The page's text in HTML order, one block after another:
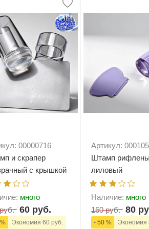
стерилизаторы
инструмента
Пилки
Бафы
Пилки
Пилки
Пилки
Пилки
Пилки
Педикюр
00000716
и скрапер
с крышкой
много
60 руб.
Экономия 60 руб.
Артикул:
Штамп
лиловый
Наличие: много
160 руб.
80
- 50 % Экономия